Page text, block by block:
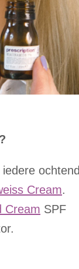
Cream.
Cream SPF